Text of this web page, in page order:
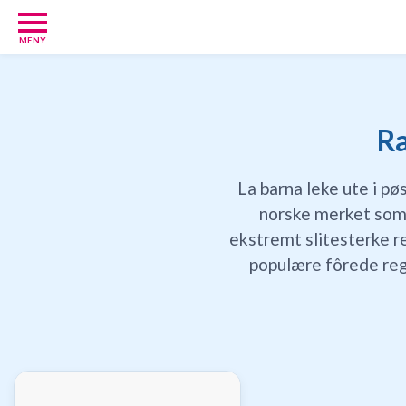
MENY
La barna leke ute i
norske merket
ekstremt slitesterke
populære fôrede